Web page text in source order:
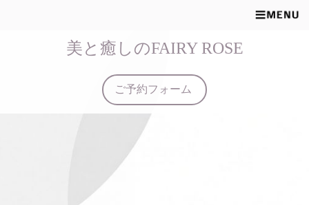
美と癒しのFAIRY ROSE
ご予約フォーム